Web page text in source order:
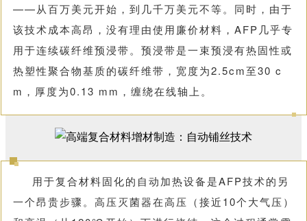
——从百万美元开始，到几千万美元不等。同时，由于
该技术成本高昂，没有理由使用廉价材料，AFP几乎专
用于连续碳纤维预浸带。预浸带是一束预浸有热固性或
热塑性聚合物基质的碳纤维带，宽度为2.5cm至30 c
m，厚度为0.13 mm，缠绕在线轴上。
用于复合材料固化的自动加热设备是AFP技术的另
一个昂贵步骤。高压灭菌器在高压（接近10个大气压）